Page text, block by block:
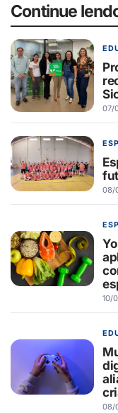
Continue
07/
08/
10/
08/